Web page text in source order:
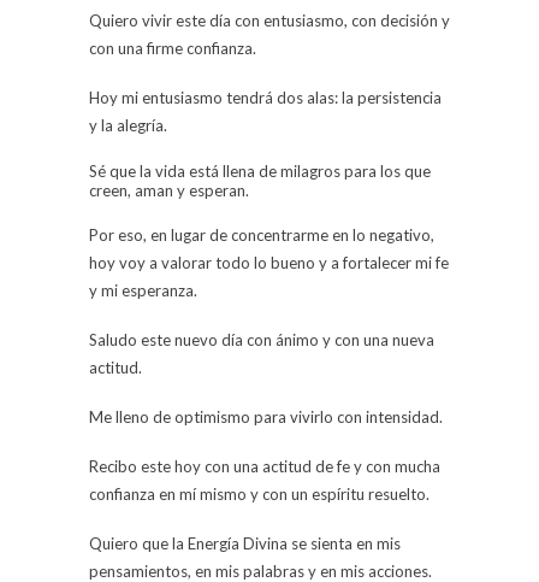
Quiero vivir este día con entusiasmo, con decisión y
con una firme confianza.
Hoy mi entusiasmo tendrá dos alas: la persistencia
y la alegría.
Sé que la vida está llena de milagros para los que
creen, aman y esperan.
Por eso, en lugar de concentrarme en lo negativo,
hoy voy a valorar todo lo bueno y a fortalecer mi fe
y mi esperanza.
Saludo este nuevo día con ánimo y con una nueva
actitud.
Me lleno de optimismo para vivirlo con intensidad.
Recibo este hoy con una actitud de fe y con mucha
confianza en mí mismo y con un espíritu resuelto.
Quiero que la Energía Divina se sienta en mis
pensamientos, en mis palabras y en mis acciones.